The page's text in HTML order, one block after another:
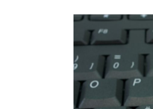
Zeige
grösseres
Bild